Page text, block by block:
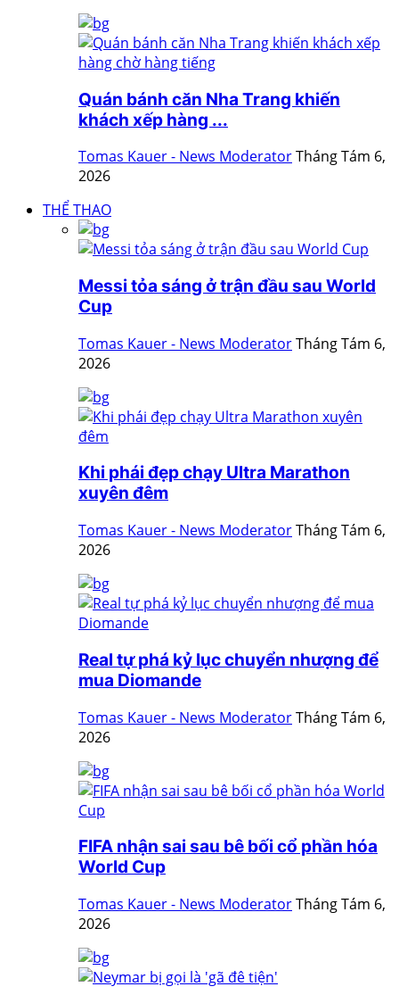
Quán bánh căn Nha Trang khiến
khách xếp hàng ...
Tomas Kauer - News ModeratorTháng Tám 6,
2026
THỂ THAO
Messi tỏa sáng ở trận đầu sau World
Cup
Tomas Kauer - News ModeratorTháng Tám 6,
2026
Khi phái đẹp chạy Ultra Marathon
xuyên đêm
Tomas Kauer - News ModeratorTháng Tám 6,
2026
Real tự phá kỷ lục chuyển nhượng để
mua Diomande
Tomas Kauer - News ModeratorTháng Tám 6,
2026
FIFA nhận sai sau bê bối cổ phần hóa
World Cup
Tomas Kauer - News ModeratorTháng Tám 6,
2026